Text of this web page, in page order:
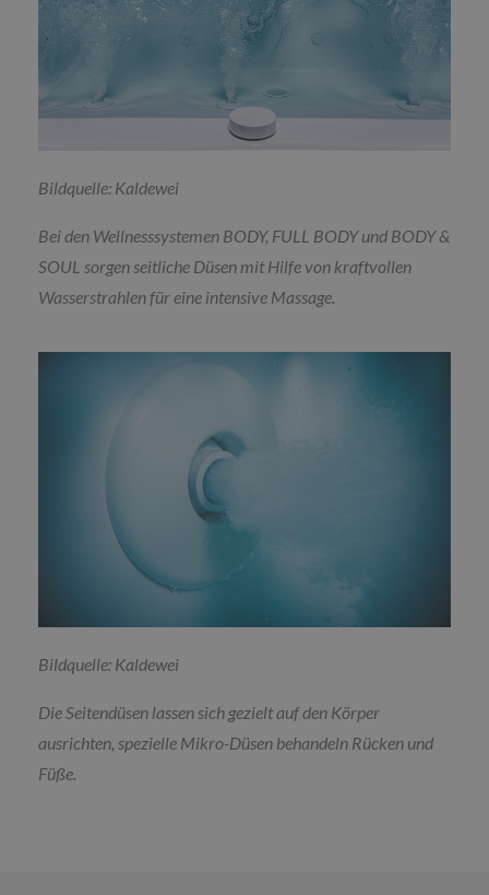
Bildquelle: Kaldewei
Bei den Wellnesssystemen BODY, FULL BODY und BODY &
SOUL sorgen seitliche Düsen mit Hilfe von kraftvollen
Wasserstrahlen für eine intensive Massage.
Bildquelle: Kaldewei
Die Seitendüsen lassen sich gezielt auf den Körper
ausrichten, spezielle Mikro-Düsen behandeln Rücken und
Füße.